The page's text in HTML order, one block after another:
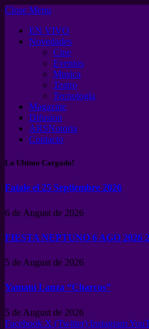
Close Menu
EN VIVO
Novedades
Cine
Eventos
Musica
Teatro
Tecnología
Magazine
Difusion
ARSNotoria
Contacto
Lo Ultimo Cargado!
Fatale el 25 Septiembre 2026
6 de August de 2026
FIESTA NEPTUNO 6 AGO 2026
5 de August de 2026
Yamaní Lanza “Charcos”
5 de August de 2026
Facebook X (Twitter) Instagram